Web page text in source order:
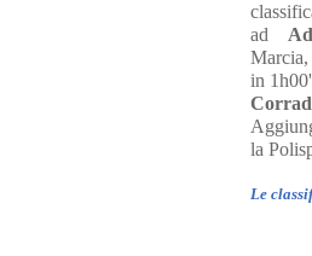
ad
in
la
Le